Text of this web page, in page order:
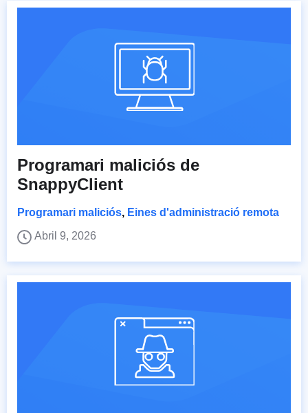
Programari maliciós de
SnappyClient
Programari maliciós, Eines d'administració remota
Abril 9, 2026